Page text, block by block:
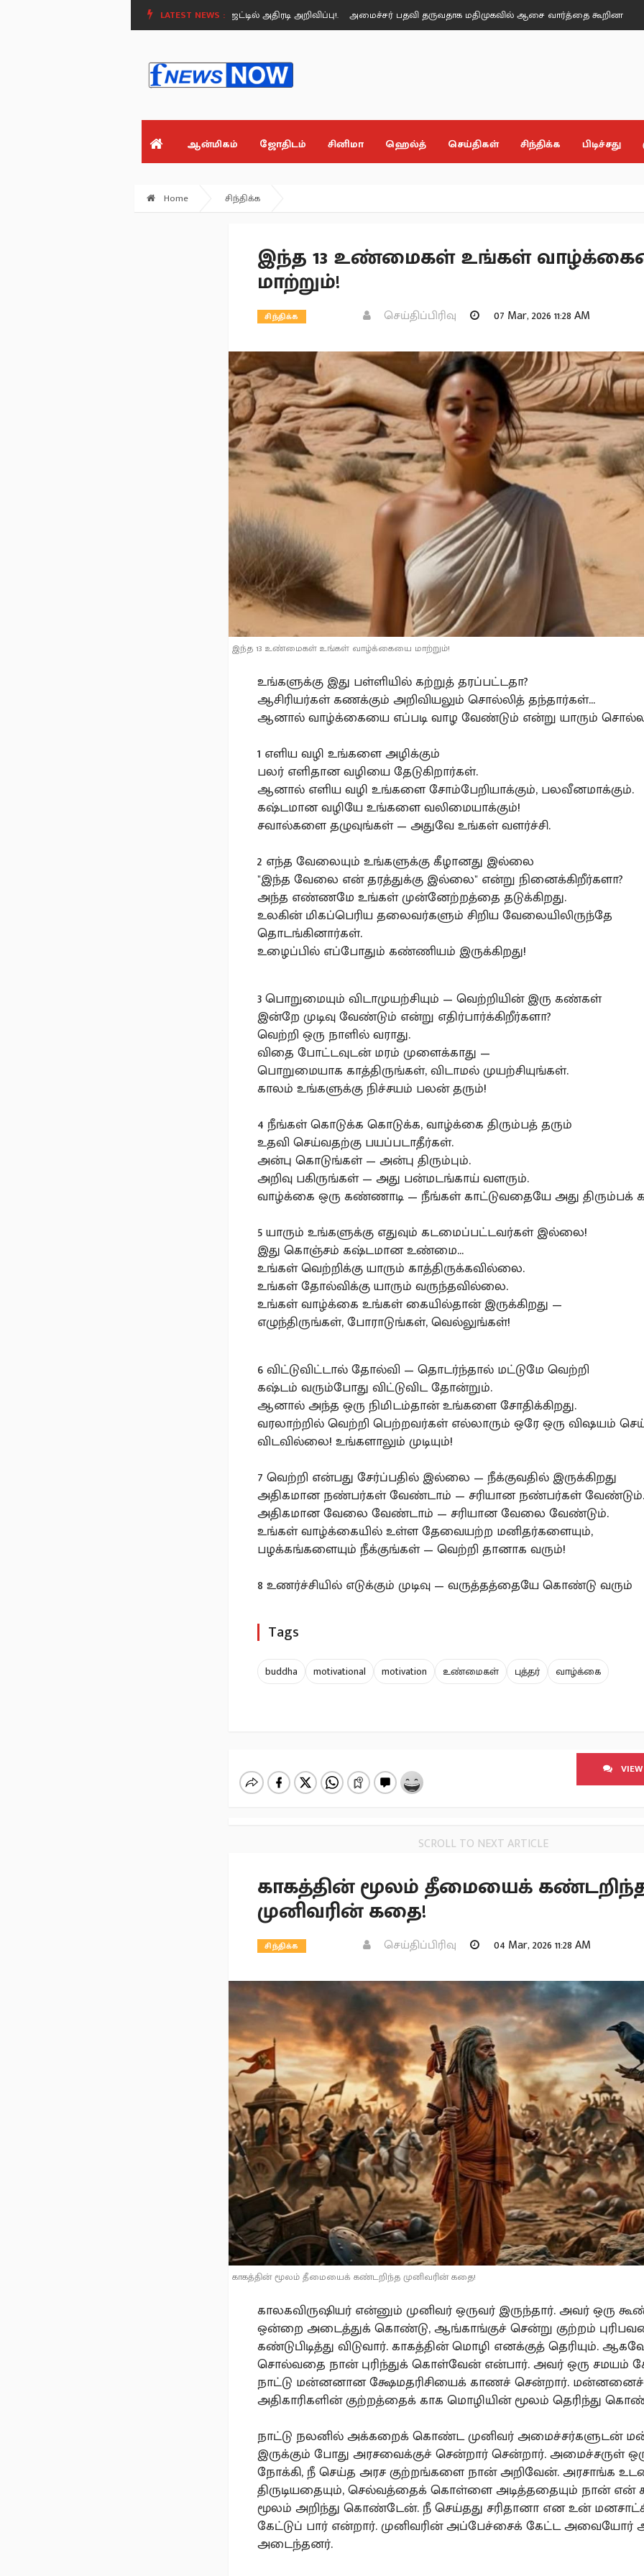
LATEST NEWS :
மதுரையில் சிறப்பு சட்டக் கல்லூரி - பட்ஜெட்டில் அதிரடி அறிவிப்பு!. அமைச்சர் பதவி தருவதாக மதிமுகவில் ஆசை வார்த்தை கூறினார்கள் - மதிமுக
ஆன்மிகம் ஜோதிடம் சினிமா ஹெல்த் செய்திகள் சிந்திக்க பிடிச்சது
Home சிந்திக்க
இந்த 13 உண்மைகள் உங்கள்
மாற்றும்!
சிந்திக்க செய்திப்பிரிவு 07 Mar, 2026 11:28 AM
இந்த 13 உண்மைகள் உங்கள் வாழ்க்கையை மாற்றும்!
உங்களுக்கு இது பள்ளியில் கற்றுத் தரப்பட்டதா?
ஆசிரியர்கள் கணக்கும் அறிவியலும் சொல்லித் தந்தார்கள்...
ஆனால் வாழ்க்கையை எப்படி வாழ வேண்டும் என்று யாரும்
1️ எளிய வழி உங்களை அழிக்கும்
பலர் எளிதான வழியை தேடுகிறார்கள்.
ஆனால் எளிய வழி உங்களை சோம்பேறியாக்கும், பலவீனமாக்கும்.
கஷ்டமான வழியே உங்களை வலிமையாக்கும்!
சவால்களை தழுவுங்கள் — அதுவே உங்கள் வளர்ச்சி.
2️ எந்த வேலையும் உங்களுக்கு கீழானது இல்லை
"இந்த வேலை என் தரத்துக்கு இல்லை" என்று நினைக்கிறீர்களா?
அந்த எண்ணமே உங்கள் முன்னேற்றத்தை தடுக்கிறது.
உலகின் மிகப்பெரிய தலைவர்களும் சிறிய வேலையிலிருந்தே
தொடங்கினார்கள்.
உழைப்பில் எப்போதும் கண்ணியம் இருக்கிறது!
3️ பொறுமையும் விடாமுயற்சியும் — வெற்றியின் இரு கண்கள்
இன்றே முடிவு வேண்டும் என்று எதிர்பார்க்கிறீர்களா?
வெற்றி ஒரு நாளில் வராது.
விதை போட்டவுடன் மரம் முளைக்காது —
பொறுமையாக காத்திருங்கள், விடாமல் முயற்சியுங்கள்.
காலம் உங்களுக்கு நிச்சயம் பலன் தரும்!
4️ நீங்கள் கொடுக்க கொடுக்க, வாழ்க்கை திரும்பத் தரும்
உதவி செய்வதற்கு பயப்படாதீர்கள்.
அன்பு கொடுங்கள் — அன்பு திரும்பும்.
அறிவு பகிருங்கள் — அது பன்மடங்காய் வளரும்.
வாழ்க்கை ஒரு கண்ணாடி — நீங்கள் காட்டுவதையே அது திரும்பக்
5️ யாரும் உங்களுக்கு எதுவும் கடமைப்பட்டவர்கள் இல்லை!
இது கொஞ்சம் கஷ்டமான உண்மை...
உங்கள் வெற்றிக்கு யாரும் காத்திருக்கவில்லை.
உங்கள் தோல்விக்கு யாரும் வருந்தவில்லை.
உங்கள் வாழ்க்கை உங்கள் கையில்தான் இருக்கிறது —
எழுந்திருங்கள், போராடுங்கள், வெல்லுங்கள்!
6️ விட்டுவிட்டால் தோல்வி — தொடர்ந்தால் மட்டுமே வெற்றி
கஷ்டம் வரும்போது விட்டுவிட தோன்றும்.
ஆனால் அந்த ஒரு நிமிடம்தான் உங்களை சோதிக்கிறது.
வரலாற்றில் வெற்றி பெற்றவர்கள் எல்லாரும் ஒரே ஒரு விஷயம்
விடவில்லை! உங்களாலும் முடியும்!
7️ வெற்றி என்பது சேர்ப்பதில் இல்லை — நீக்குவதில் இருக்கிறது
அதிகமான நண்பர்கள் வேண்டாம் — சரியான நண்பர்கள் வேண்டும்.
அதிகமான வேலை வேண்டாம் — சரியான வேலை வேண்டும்.
உங்கள் வாழ்க்கையில் உள்ள தேவையற்ற மனிதர்களையும்,
பழக்கங்களையும் நீக்குங்கள் — வெற்றி தானாக வரும்!
8️ உணர்ச்சியில் எடுக்கும் முடிவு — வருத்தத்தையே கொண்டு வரும்
Tags
buddha motivational motivation உண்மைகள் புத்தர் வாழ்க்கை
SCROLL TO NEXT ARTICLE
காகத்தின் மூலம் தீமையைக்
முனிவரின் கதை!
சிந்திக்க செய்திப்பிரிவு 04 Mar, 2026 11:28 AM
காகத்தின் மூலம் தீமையைக் கண்டறிந்த முனிவரின் கதை!
காலகவிருஷியர் என்னும் முனிவர் ஒருவர் இருந்தார். அவர் ஒரு
ஒன்றை அடைத்துக் கொண்டு, ஆங்காங்குச் சென்று குற்றம்
கண்டுபிடித்து விடுவார். காகத்தின் மொழி எனக்குத் தெரியும்.
சொல்வதை நான் புரிந்துக் கொள்வேன் என்பார். அவர் ஒரு சமயம்
நாட்டு மன்னனான க்ஷேமதரிசியைக் காணச் சென்றார். மன்னனைச்
அதிகாரிகளின் குற்றத்தைக் காக மொழியின் மூலம் தெரிந்து
நாட்டு நலனில் அக்கறைக் கொண்ட முனிவர் அமைச்சர்களுடன்
இருக்கும் போது அரசவைக்குச் சென்றார் சென்றார். அமைச்சருள்
நோக்கி, நீ செய்த அரச குற்றங்களை நான் அறிவேன். அரசாங்க
திருடியதையும், செல்வத்தைக் கொள்ளை அடித்ததையும் நான் என்
மூலம் அறிந்து கொண்டேன். நீ செய்தது சரிதானா என உன்
கேட்டுப் பார் என்றார். முனிவரின் அப்பேச்சைக் கேட்ட அவையோர்
அடைந்தனர்.